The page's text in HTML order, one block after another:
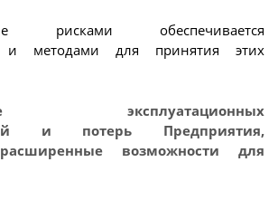
рисками обеспечивается
и методами для принятия этих
эксплуатационных
и потерь Предприятия,
возможности для